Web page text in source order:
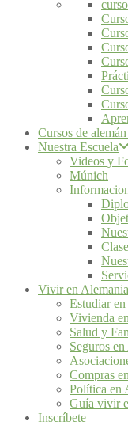
Cursos de
Nuestra Escuela
Videos y
Múnich
Vivir en Alemania
Estudiar
Vivienda
Salud y
Seguros
Compras
Política en
Guía vivir
Inscríbete